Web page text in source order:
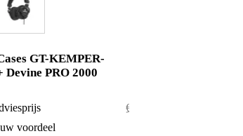
GT-KEMPER-
Devine PRO 2000
€ 130,-
voordeel